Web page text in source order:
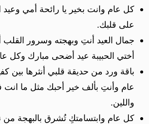
كل عام وانت بخير يا رائحة أمي
على قلبك.
جمال العيد أنتِ وبهجته وسرور القلب
أختي الحبيبة عيد أضحى مبارك وكل
باقة ورد من حديقة قلبي أنثرها بين
عام وأنتِ بألف خير أحبك مثل ما
واللين.
كل عام وابتسامتكِ تُشرق بالبهجة من